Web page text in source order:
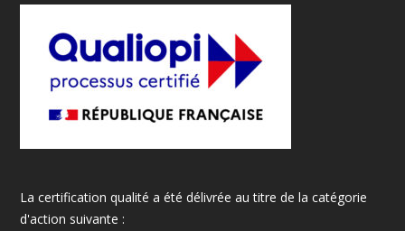
La certification qualité a été délivrée au titre de la catégorie
d'action suivante :